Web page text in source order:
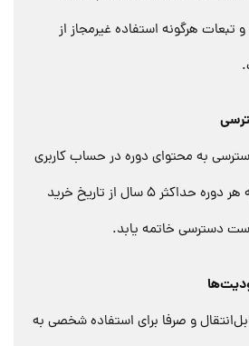
هرگونه استفاده غیرمجاز از
به محتوای دوره در حساب کاربری
فعال می‌شود. دسترسی به هر دوره حداکثر ۵ سال از تاریخ خرید
دسترسی خاتمه یابد.
و صرفا برای استفاده شخصی به